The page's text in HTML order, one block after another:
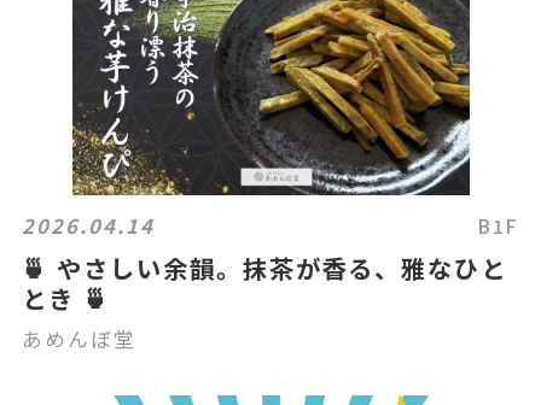
2026.04.14 B1F
🍵 やさしい余韻。抹茶が香る、雅なひと
とき 🍵
あめんぼ堂